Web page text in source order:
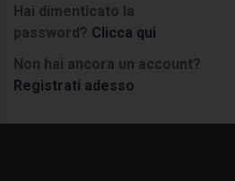
Hai dimenticato la
password? Clicca qui
Non hai ancora un account?
Registrati adesso